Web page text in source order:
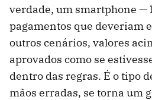
verdade, um smartphone —
pagamentos que deveriam
outros cenários, valores
aprovados como se
dentro das regras. É o tipo
mãos erradas, se torna um